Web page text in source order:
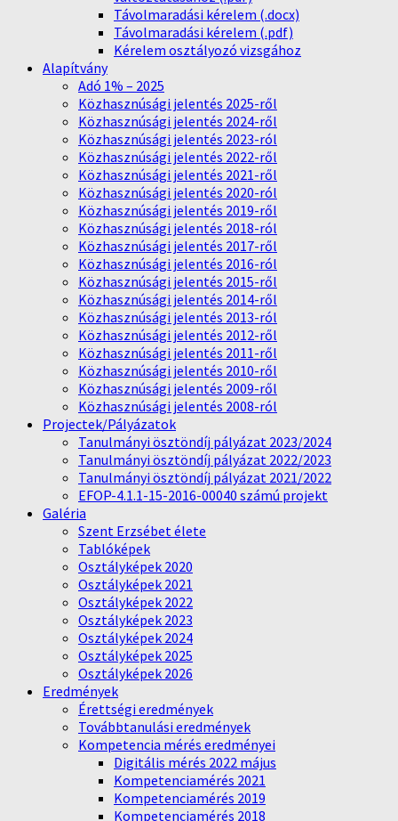
Távolmaradási kérelem (.docx)
Távolmaradási kérelem (.pdf)
Kérelem osztályozó vizsgához
Alapítvány
Adó 1% – 2025
Közhasznúsági jelentés 2025-ről
Közhasznúsági jelentés 2024-ről
Közhasznúsági jelentés 2023-ról
Közhasznúsági jelentés 2022-ről
Közhasznúsági jelentés 2021-ről
Közhasznúsági jelentés 2020-ról
Közhasznúsági jelentés 2019-ről
Közhasznúsági jelentés 2018-ról
Közhasznúsági jelentés 2017-ről
Közhasznúsági jelentés 2016-ról
Közhasznúsági jelentés 2015-ről
Közhasznúsági jelentés 2014-ről
Közhasznúsági jelentés 2013-ról
Közhasznúsági jelentés 2012-ről
Közhasznúsági jelentés 2011-ről
Közhasznúsági jelentés 2010-ről
Közhasznúsági jelentés 2009-ről
Közhasznúsági jelentés 2008-ról
Projectek/Pályázatok
Tanulmányi ösztöndíj pályázat 2023/2024
Tanulmányi ösztöndíj pályázat 2022/2023
Tanulmányi ösztöndíj pályázat 2021/2022
EFOP-4.1.1-15-2016-00040 számú projekt
Galéria
Szent Erzsébet élete
Tablóképek
Osztályképek 2020
Osztályképek 2021
Osztályképek 2022
Osztályképek 2023
Osztályképek 2024
Osztályképek 2025
Osztályképek 2026
Eredmények
Érettségi eredmények
Továbbtanulási eredmények
Kompetencia mérés eredményei
Digitális mérés 2022 május
Kompetenciamérés 2021
Kompetenciamérés 2019
Kompetenciamérés 2018